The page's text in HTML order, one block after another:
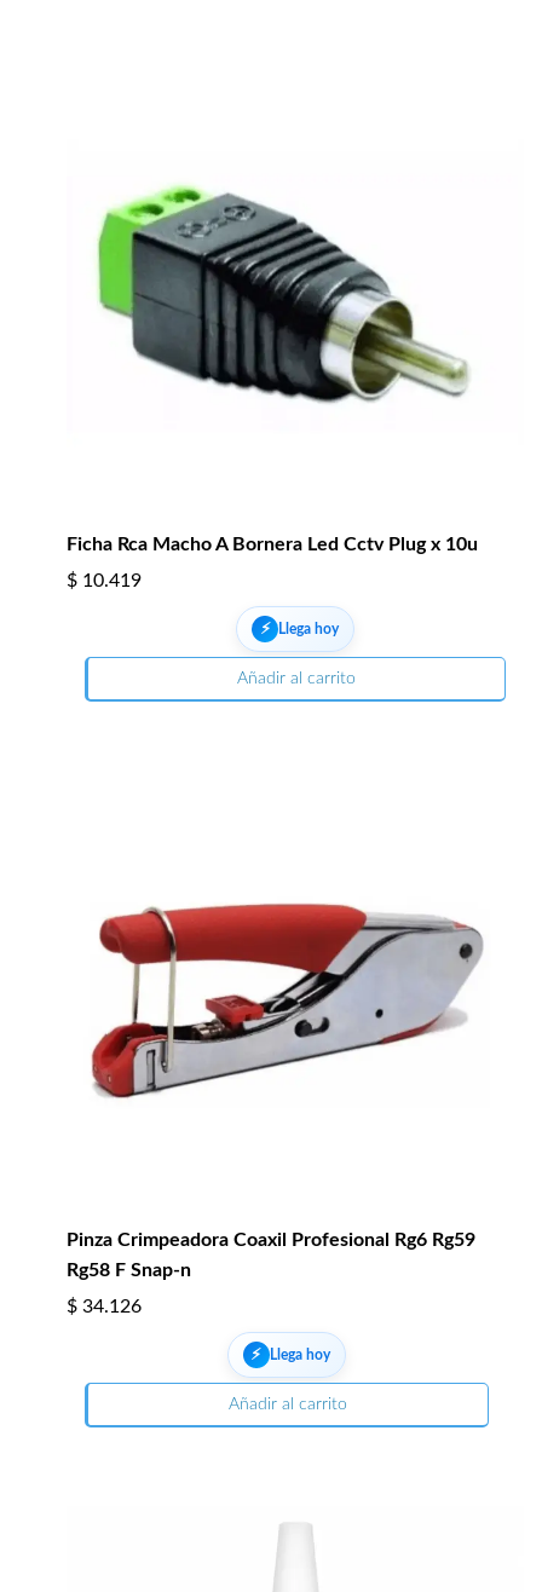
Ficha Rca Macho A Bornera Led Cctv Plug x 10u
$ 10.419
⚡︎ Llega hoy
Añadir al carrito
Pinza Crimpeadora Coaxil Profesional Rg6 Rg59
Rg58 F Snap-n
$ 34.126
⚡︎ Llega hoy
Añadir al carrito